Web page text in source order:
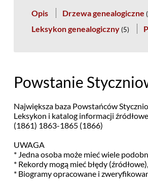
Opis Drzewa genealogiczne (
Leksykon genealogiczny (5)
Powstanie
Największa baza Powstańców
Leksykon i katalog informacji
(1861) 1863-1865 (1866)
UWAGA
* Jedna osoba może mieć wiele
* Rekordy mogą mieć błędy
* Biogramy opracowane i